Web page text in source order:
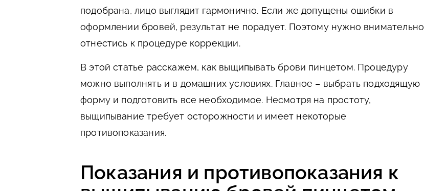
подобрана, лицо выглядит гармонично. Если же допущены ошибки в
оформлении бровей, результат не порадует. Поэтому нужно внимательно
отнестись к процедуре коррекции.
В этой статье расскажем, как выщипывать брови пинцетом. Процедуру
можно выполнять и в домашних условиях. Главное – выбрать подходящую
форму и подготовить все необходимое. Несмотря на простоту,
выщипывание требует осторожности и имеет некоторые
противопоказания.
Показания и противопоказания к